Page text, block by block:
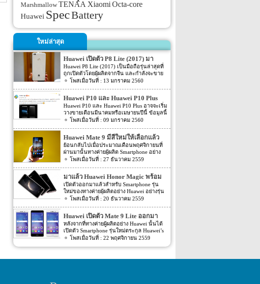
Marshmallow TENAA Xiaomi Octa-core
Huawei SpecBattery
ใหม่ล่าสุด
Huawei เปิดตัว P8 Lite (2017) มา
พร้อมหน้าจอ 1080p ชิพเซ็ท Kirin
655
Huawei P8 Lite (2017) เป็นมือถือรุ่นล่าสุดที่
ถูกเปิดตัวโดยผู้ผลิตจากจีน และกำลังจะขาย
ในตลาดยุโรปบางประเทศในเร็วๆ นี้ แต่การ
แล้ว แม้กระทั่งตอนนี้ P9 Lite ถูกพัฒนาให้ดี
ยิ่งขึ้น P8 Lite (2017) มาพร้อมกับหน้าจอ IPS
ขนาด 5.2″ ความละเอียดหน้าจอขนาด
1080p วัสดุรอบตัวเครื่องเป็นแบบมันวาว
สวยงาม การออกแบบไม่มีอะไรเหมือนกับรุ่น
P8 และ P9 แต่คล้ายกับมือถือรุ่นหลังๆ ของ
Honor มาก ขุมพลังของ Huawei P8 Lite
(2017) คือชิพเซ็ท Kirin 655 ซึ่งเป็นชิพเซ็ทระ
ดับกลางๆ มาด้วย Octa-Core A53
โปรเซสเซอร์ และตัวประมวลผลกราฟฟิคใช้
Mali-T830MP2 GPU, แรม 3GB, รอม 16GB
แบบเพิ่มหน่วยความจำภายนอกได้ […]
13 มกราคม 2560
Huawei P10 และ Huawei P10 Plus
อาจจะเปิดตัวมีนาหรือเมษา
Huawei P10 และ Huawei P10 Plus อาจจะเริ่ม
วางขายเดือนมีนาคมหรือเมษายนปีนี้ ข้อมูลนี้
ถูกเปิดเผยโดยประธานบริษัทและซีอีโอของ
กล่าวดูเหมือนว่าจะเปิดเผยเรื่องราวของ
Huawei P10 ซึ่งจะมาพร้อมกับหน้าจอที่ไม่โค้ง
ในขณะที่ Huawei P10 Plus จะมาพร้อมกับ
หน้าจอโค้ง สำหรับข่าวลือก่อนหน้าที่ออกมา
เดือนที่แล้วได้พูดถึง P10 ว่าจะมาพร้อมหน้า
จอโค้งแบบคู่ สเปคคร่าวๆ ข่าวลือเคยพูดถึง
P10 (และ P10 Plus) ว่าจะมาพร้อมกับขุมพลัง
HiSilicon Kirin 960 SoC และ ใช้หน้าจอ
QHD ทัชสกรีน ขนาด 5.5 นิ้ว ส่วนแรมจะมี
มากถึง 6GB ในขณะที่ความจุของตัวเครื่องจะ
เพิ่มมาให้ถึง 256GB ที่มา gsmarena
09 มกราคม 2560
Huawei Mate 9 มีสีใหม่ให้เลือกแล้ว
ย้อนกลับไปเมื่อประมาณเดือนพฤศจิกายนที่
ผ่านมานั้นทางค่ายผู้ผลิต Smartphone อย่าง
Huawei นั้นได้เปิดตัว Smartphone รุ่นใหม่
กันแล้ว โดยสีของตัวเครื่องในตอนที่เปิดตัว
ออกมานั้นจมีทั้งหมด 6 สีอย่าง Space Gray,
Moonlight Silver, Champagne Gold, Mocha
Brown, Ceramic White, และ Black แต่ล่าสุด
นี้กลับมีข่าวของ Huawei Mate 9 ออกมาอีก
ครั้ง สำหรับข่าวล่าสุดของ Huawei Mate 9 นี้
นั้น ตามข่าวได้ระบุว่า Huawei Mate 9 นี้จะมี
อีกหนึ่งสีให้เลือก โดยสีของตัวเครื่องที่เพิ่มมา
นี้นั้นจะเป็นสีอย่าง obsidian black อีกทั้งตาม
ข่าวยัได้ระบุอีกว่าสีอย่าง obsidian black นี้
นั้นมีให้เลือกในทุกๆ รุ่นทั้ง Ram ภายในตัว
เครื่องขนาด 4GB และขนาดพื้นที่ภายในตัว
27 ธันวาคม 2559
มาแล้ว Huawei Honor Magic พร้อม
กล้อง 2 ตัว
เปิดตัวออกมาแล้วสำหรับ Smartphone รุ่น
ใหม่ของทางค่ายผู้ผลิตอย่าง Huawei อย่างรุ่น
Huawei Honor Magic โดยรุ่นใหม่นี้นับว่าเป็น
ลักษณะของตัวเครื่องรุ่นนี้จะเป็นแบบ curvy
body ที่ทาง Huawei นั้นพัฒนาออกมาได้เป็น
อย่างดีเลยทีเดียว ส่วน Spec ภายในตัวเครื่อง
นั้นจะเป็นอย่างไรนั้นเราดูกันเลยดีกว่า ตัว
เครื่องจะมีขนาดอยุ่ที่ 5.09 นิ้ว หน้าจอแสดง
ผลจะเป็นแบบ AMOLED ส่วนความละเอียด
QHD (577ppi) โดยหน้าจอจะเป็นแบบ curved
20 ธันวาคม 2559
Huawei เปิดตัว Mate 9 Lite ออกมา
แบบเงียบๆ
หลังจากที่ทางค่ายผู้ผลิตอย่าง Huawei นั้นได้
เปิดตัว Smartphone รุ่นใหม่ตระกูล Huawei’s
Mate 9 อย่าง Mate 9, Mate 9 Porsche Design
จำหน่ายในอีกไม่นาน และอีกหนึ่งรุ่นอย่าง
22 พฤศจิกายน 2559